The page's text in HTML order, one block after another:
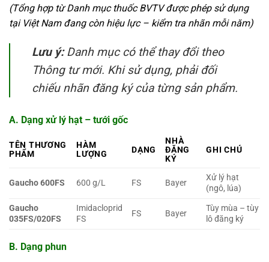
(Tổng hợp từ Danh mục thuốc BVTV được phép sử dụng
tại Việt Nam đang còn hiệu lực – kiểm tra nhãn mỗi năm)
Lưu ý:Danh mục có thể thay đổi theo
Thông tư mới. Khi sử dụng, phải đối
chiếu nhãn đăng ký của từng sản phẩm.
A. Dạng xử lý hạt – tưới gốc
TÊN THƯƠNG
PHẨM
HÀM
LƯỢNG
DẠNG
NHÀ
ĐĂNG
KÝ
GHI CHÚ
Gaucho 600FS 600 g/L FS Bayer
Xử lý hạt
(ngô, lúa)
Gaucho
035FS/020FS
Imidacloprid
FS
FS Bayer
Tùy mùa – tùy
lô đăng ký
B. Dạng phun